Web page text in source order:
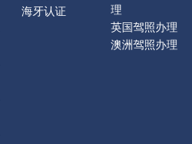
海牙认证
理
英国驾照办理
澳洲驾照办理